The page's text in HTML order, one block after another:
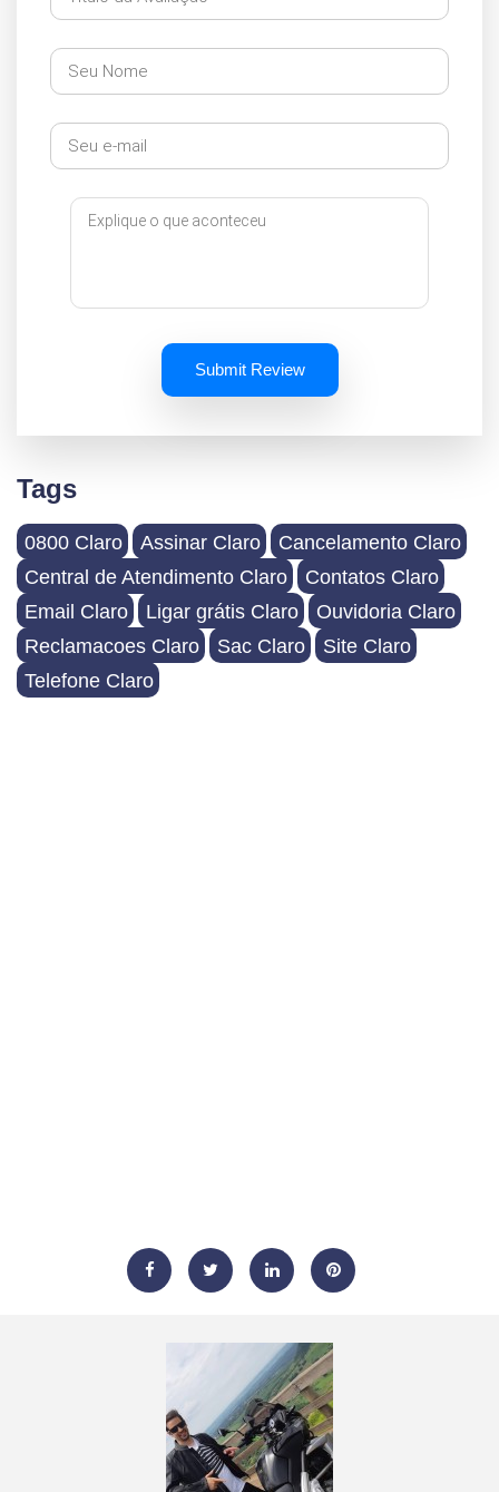
Submit Review
Tags
0800 Claro Assinar Claro
Cancelamento Claro
Central de Atendimento Claro
Contatos Claro
Email Claro
Ligar grátis Claro
Ouvidoria Claro
Reclamacoes Claro
Sac Claro
Site Claro
Telefone Claro